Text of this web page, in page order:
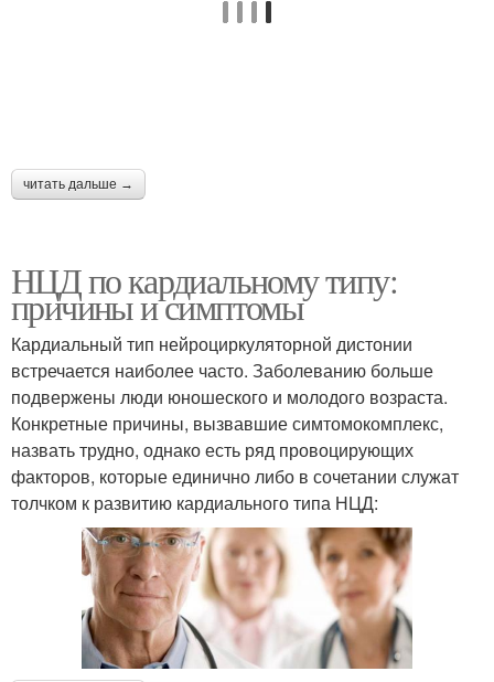
читать дальше →
НЦД по кардиальному типу:
причины и симптомы
Кардиальный тип нейроциркуляторной дистонии
встречается наиболее часто. Заболеванию больше
подвержены люди юношеского и молодого возраста.
Конкретные причины, вызвавшие симтомокомплекс,
назвать трудно, однако есть ряд провоцирующих
факторов, которые единично либо в сочетании служат
толчком к развитию кардиального типа НЦД: